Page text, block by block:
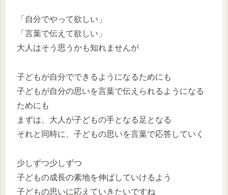
「自分でやって欲しい」
「言葉で伝えて欲しい」
大人はそう思うかも知れませんが
子どもが自分でできるようになるためにも
子どもが自分の思いを言葉で伝えられるようになる
ためにも
まずは、大人が子どもの手となる足となる
それと同時に、子どもの思いを言葉で応答していく
少しずつ少しずつ
子どもの成長の素地を伸ばしていけるよう
子どもの思いに応えていきたいですね